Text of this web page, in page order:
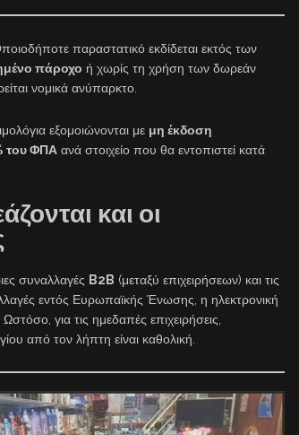
παραστατικό εκδίδεται εκτός των
πάροχο ή χωρίς τη χρήση των δωρεάν
νομικά ανύπαρκτο.
εξομοιώνονται με μη έκδοση
του ΦΠΑ ανά στοιχείο που θα εντοπιστεί κατά
και οι
συναλλαγές B2B (μεταξύ επιχειρήσεων) και τις
εντός Ευρωπαϊκής Ένωσης, η ηλεκτρονική
για τις ημεδαπές επιχειρήσεις,
από τον λήπτη είναι καθολική.